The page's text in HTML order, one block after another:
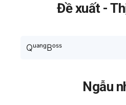
Đề xuất -
QᵘᵃⁿᵍBᵒˢˢ
Ngẫu